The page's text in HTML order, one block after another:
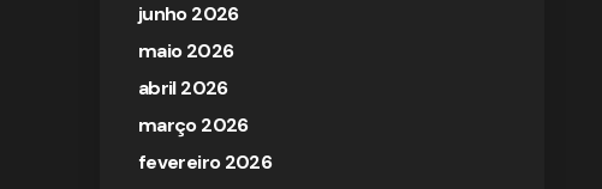
junho 2026
maio 2026
abril 2026
março 2026
fevereiro 2026